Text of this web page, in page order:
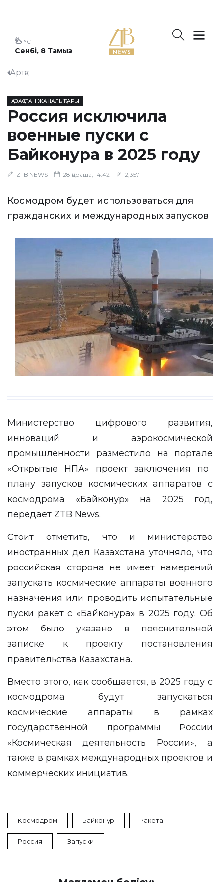
Сенбі, 8 Тамыз
°C
Артқа
ҚАЗАҚСТАН ЖАҢАЛЫҚТАРЫ
Россия исключила
военные пуски с
Байконура в 2025 году
ZTB NEWS 28 қараша, 14:42 2,357
Космодром будет использоваться для
гражданских и международных запусков
Министерство цифрового развития,
инноваций и аэрокосмической
промышленности разместило на портале
«Открытые НПА» проект заключения по
плану запусков космических аппаратов с
космодрома «Байконур» на 2025 год,
передает ZTB News.
Стоит отметить, что и министерство
иностранных дел Казахстана уточняло, что
российская сторона не имеет намерений
запускать космические аппараты военного
назначения или проводить испытательные
пуски ракет с «Байконура» в 2025 году. Об
этом было указано в пояснительной
записке к проекту постановления
правительства Казахстана.
Вместо этого, как сообщается, в 2025 году с
космодрома будут запускаться
космические аппараты в рамках
государственной программы России
«Космическая деятельность России», а
также в рамках международных проектов и
коммерческих инициатив.
Космодром Байконур Ракета
Россия Запуски